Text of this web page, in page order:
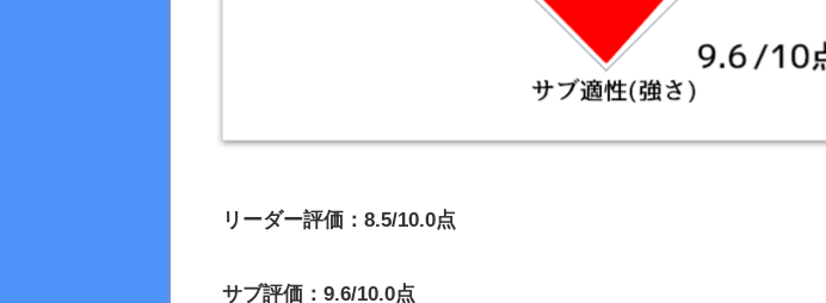
リーダー評価：8.5/10.0点
サブ評価：9.6/10.0点